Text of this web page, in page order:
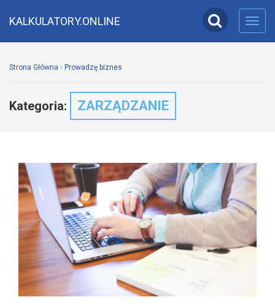
KALKULATORY.ONLINE
Strona Główna Prowadzę biznes
Kategoria: ZARZĄDZANIE